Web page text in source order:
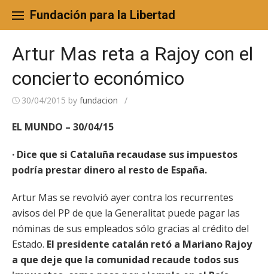
content
Fundación para la Libertad
Artur Mas reta a Rajoy con el
concierto económico
30/04/2015 by fundacion /
EL MUNDO – 30/04/15
· Dice que si Cataluña recaudase sus impuestos
podría prestar dinero al resto de España.
Artur Mas se revolvió ayer contra los recurrentes
avisos del PP de que la Generalitat puede pagar las
nóminas de sus empleados sólo gracias al crédito del
Estado. El presidente catalán retó a Mariano Rajoy
a que deje que la comunidad recaude todos sus